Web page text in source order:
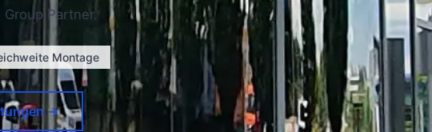
Partner.
Montage
→